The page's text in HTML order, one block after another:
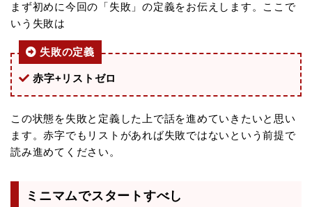
まず初めに今回の「失敗」の定義をお伝えします。ここで
いう失敗は
失敗の定義
赤字+リストゼロ
この状態を失敗と定義した上で話を進めていきたいと思い
ます。赤字でもリストがあれば失敗ではないという前提で
読み進めてください。
ミニマムでスタートすべし